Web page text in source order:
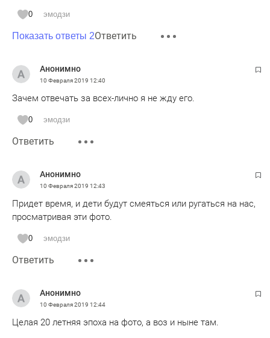
0 эмодзи
Показать ответы 2Ответить
Анонимно
10 Февраля 2019 12:40
Зачем отвечать за всех-лично я не жду его.
0 эмодзи
Ответить
Анонимно
10 Февраля 2019 12:43
Придет время, и дети будут смеяться или ругаться на нас,
просматривая эти фото.
0 эмодзи
Ответить
Анонимно
10 Февраля 2019 12:44
Целая 20 летняя эпоха на фото, а воз и ныне там.